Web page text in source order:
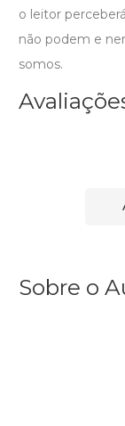
o leitor
não podem e
somos.
Sobre o